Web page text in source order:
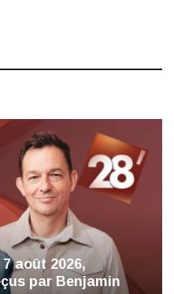
août 2026,
par Benjamin